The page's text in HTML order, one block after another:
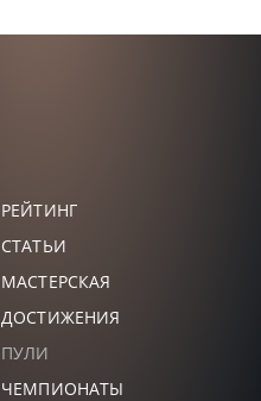
РЕЙТИНГ
СТАТЬИ
МАСТЕРСКАЯ
ДОСТИЖЕНИЯ
ПУЛИ
ЧЕМПИОНАТЫ